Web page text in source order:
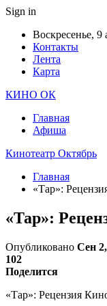
Sign in
Воскресенье, 9
Контакты
Лента
Карта
КИНО ОК
Главная
Афиша
Кинотеатр Октябрь
Главная
«Тар»:
«Тар»:
Опубликовано Сен
102
Поделится
«Тар»: Рецензия